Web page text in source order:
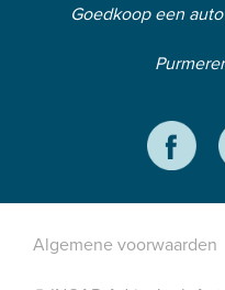
Goedkoop een
Algemene voorwaarden